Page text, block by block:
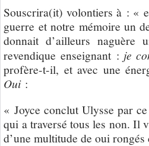
Souscrira(it) volontiers à : «
guerre et notre mémoire un
donnait d’ailleurs naguère
revendique enseignant : je
profère-t-il, et avec une
Oui:
« Joyce conclut Ulysse par
qui a traversé tous les non. Il
d’une multitude de oui